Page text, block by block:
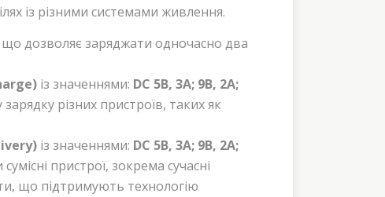
із різними системами живлення.
що дозволяє заряджати одночасно два
із значеннями: DC 5В, 3А; 9В, 2А;
різних пристроїв, таких як
із значеннями: DC 5В, 3А; 9В, 2А;
пристрої, зокрема сучасні
що підтримують технологію